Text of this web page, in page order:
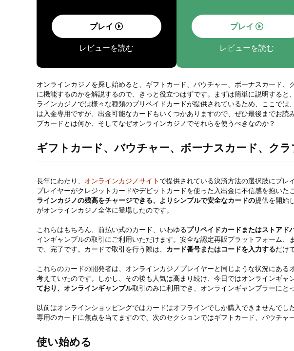
プレイ
レビューを読む
プレイ
レビューを読む
オンラインカジノを探し始めると、ギフトカード、バウチャー、ボーナスカード
に機能するのかを解説するので、きっと役立つはずです。まずは簡単に説明する
ラインカジノでは様々な種類のプリペイドカードが提供されているため、ここで
は入金専用ですが、出金可能なカードもいくつかありますので、ぜひ最後までお
ブカードとは何か、そしてなぜオンラインカジノでそれらを使うべきなのか？
ギフトカード、バウチャー、ボーナスカード、ク
長年にわたり、 オンラインカジノサイト で提供されている決済方法の選択肢にプレ
プレイヤーがクレジットカードやデビットカードを使った入出金に不信感を抱い
ラインカジノの残高をチャージできる、よりシンプルで安全なカードの提供を開始
がオンラインカジノ全体に登場したのです。
これらはもちろん、前払い式のカード、いわゆるプリペイドカードまたはストアド
インギャンブルの取引にご利用いただけます。安全な認定再販プラットフォーム
で、完了です。カードで取引を行う際は、 カード番号またはコードを入力するだけ
これらのカードの開発者は、オンラインカジノプレイヤーと同じような状況にあ
考えていたのです。しかし、その後も人気は高まり続け、今日ではオンラインギ
ており、オンラインギャンブル取引のみに利用でき、オンラインギャンブラーにと
以前はオンラインショッピングではカードはオフラインでしか購入できませんで
専用のカードに焦点を当てますので、次のセクションではギフトカード、バウチャ
使い始める